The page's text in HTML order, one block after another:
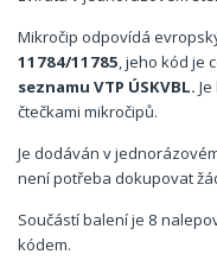
Mikročip odpovídá
11784/11785, jeho kód je
seznamu VTP ÚSKVBL.
čtečkami mikročipů.
Je dodáván v
není potřeba dokupovat
Součástí balení je 8
kódem.